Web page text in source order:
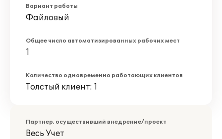
Вариант работы
Файловый
Общее число автоматизированных рабочих мест
1
Количество одновременно работающих клиентов
Толстый клиент: 1
Партнер, осуществивший внедрение/проект
Весь Учет